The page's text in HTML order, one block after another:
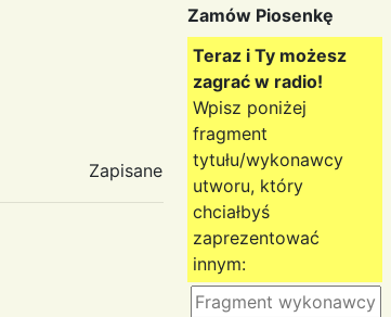
Zapisane
Zamów Piosenkę
Teraz i Ty możesz
zagrać w radio!
Wpisz poniżej
fragment
tytułu/wykonawcy
utworu, który
chciałbyś
zaprezentować
innym: